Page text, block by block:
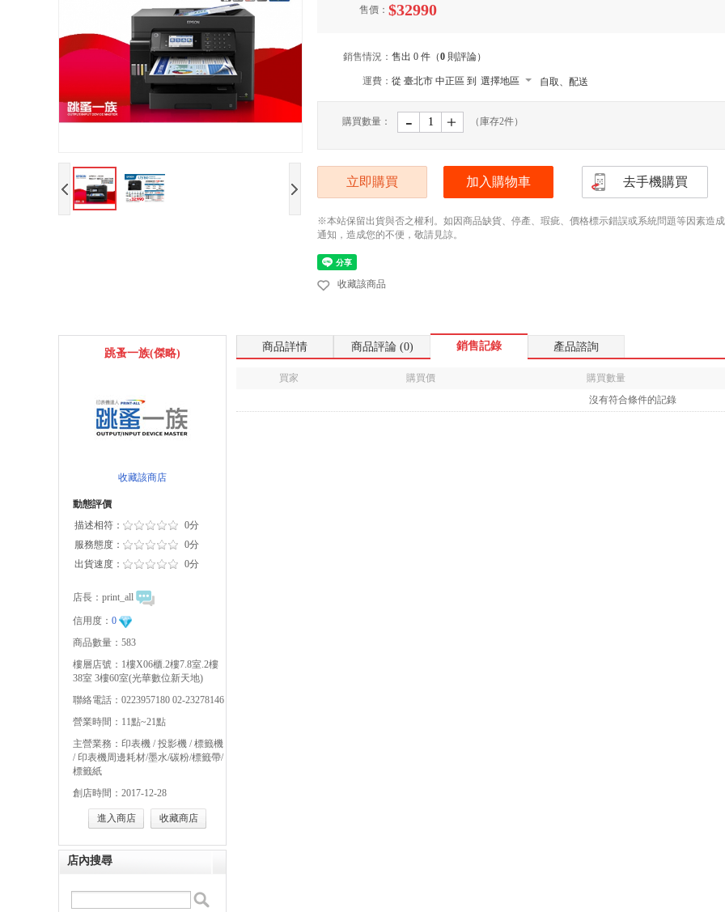
售價： $32990
銷售情況： 售出 0 件（0 則評論）
運費： 從 臺北市 中正區 到 選擇地區 自取、配送
購買數量： - ﹢ （庫存2件）
立即購買 加入購物車 去手機購買
※本站保留出貨與否之權利。如因商品缺貨、停產、瑕疵、價格標示錯誤或系統問題等因素造
通知，造成您的不便，敬請見諒。
收藏該商品
跳蚤一族(傑略)
收藏該商店
動態評價
描述相符：
0分
服務態度：
0分
出貨速度：
0分
店長： print_all
信用度： 0
商品數量：583
樓層店號：1樓X06櫃.2樓7.8室.2樓
38室 3樓60室(光華數位新天地)
聯絡電話：0223957180 02-23278146
營業時間：11點~21點
主營業務：印表機 / 投影機 / 標籤機
/ 印表機周邊耗材/墨水/碳粉/標籤帶/
標籤紙
創店時間：2017-12-28
進入商店 收藏商店
店內搜尋
商品詳情 商品評論 (0) 銷售記錄 產品諮詢
買家 購買價 購買數量
沒有符合條件的記錄